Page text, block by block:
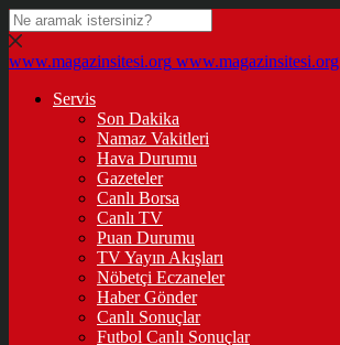
www.magazinsitesi.org www.magazinsitesi.org
Servis
Son Dakika
Namaz Vakitleri
Hava Durumu
Gazeteler
Canlı Borsa
Canlı TV
Puan Durumu
TV Yayın Akışları
Nöbetçi Eczaneler
Haber Gönder
Canlı Sonuçlar
Futbol Canlı Sonuçlar